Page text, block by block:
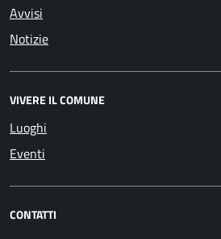
Avvisi
Notizie
VIVERE IL COMUNE
Luoghi
Eventi
CONTATTI